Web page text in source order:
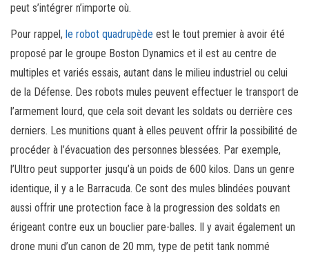
peut s’intégrer n’importe où.
Pour rappel, le robot quadrupède est le tout premier à avoir été
proposé par le groupe Boston Dynamics et il est au centre de
multiples et variés essais, autant dans le milieu industriel ou celui
de la Défense. Des robots mules peuvent effectuer le transport de
l’armement lourd, que cela soit devant les soldats ou derrière ces
derniers. Les munitions quant à elles peuvent offrir la possibilité de
procéder à l’évacuation des personnes blessées. Par exemple,
l’Ultro peut supporter jusqu’à un poids de 600 kilos. Dans un genre
identique, il y a le Barracuda. Ce sont des mules blindées pouvant
aussi offrir une protection face à la progression des soldats en
érigeant contre eux un bouclier pare-balles. Il y avait également un
drone muni d’un canon de 20 mm, type de petit tank nommé